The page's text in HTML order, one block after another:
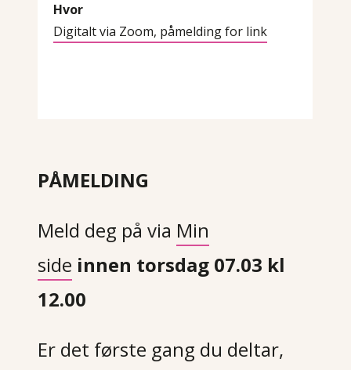
Hvor
Digitalt via Zoom, påmelding for link
PÅMELDING
Meld deg på via Min
side innen torsdag 07.03 kl
12.00
Er det første gang du deltar,